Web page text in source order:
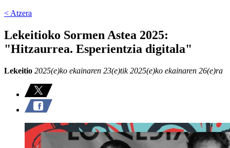
< Atzera
Lekeitioko Sormen Astea 2025:
"Hitzaurrea. Esperientzia digitala"
Lekeitio 2025(e)ko ekainaren 23(e)tik 2025(e)ko ekainaren 26(e)ra